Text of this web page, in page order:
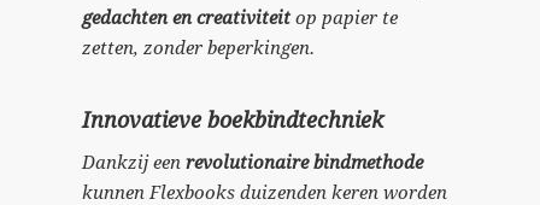
gedachten en creativiteitop papier te
zetten, zonder beperkingen.
Innovatieve boekbindtechniek
Dankzij eenrevolutionaire bindmethode
kunnen Flexbooks duizenden keren worden